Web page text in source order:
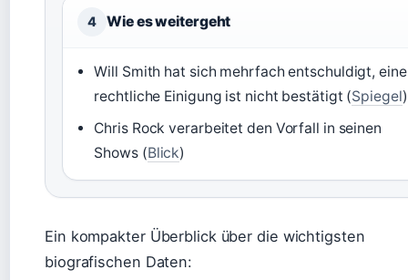
4 Wie es weitergeht
Will Smith hat sich mehrfach entschuldigt, eine
rechtliche Einigung ist nicht bestätigt (Spiegel)
Chris Rock verarbeitet den Vorfall in seinen
Shows (Blick)
Ein kompakter Überblick über die wichtigsten
biografischen Daten: